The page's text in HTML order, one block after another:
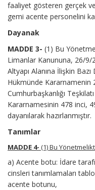
faaliyet gösteren gerçek
gemi acente personelini
Dayanak
MADDE 3- (1) Bu
Limanlar Kanununa, 26/9/
Altyapı Alanına İlişkin
Hükmünde Kararnamenin
Cumhurbaşkanlığı
Kararnamesinin 478 inci,
dayanılarak hazırlanmıştır.
Tanımlar
MADDE 4- (1) Bu
a) Acente botu: İdare
cinsleri tanımlamaları
acente botunu,